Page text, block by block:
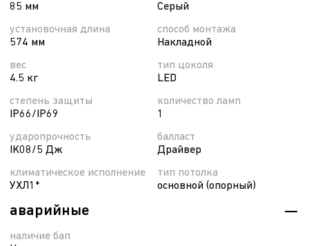
85 мм
установочная длина
574 мм
вес
4.5 кг
степень защиты
IP66/IP69
ударопрочность
IK08/5 Дж
климатическое исполнение
УХЛ1*
Серый
способ монтажа
Накладной
тип цоколя
LED
количество ламп
1
балласт
Драйвер
тип потолка
основной (опорный)
аварийные
наличие бап